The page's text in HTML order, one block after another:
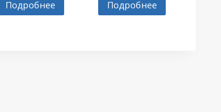
Подробнее
Подробнее